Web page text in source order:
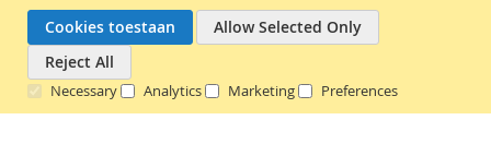
Cookies toestaan
Allow Selected Only
Reject All
Necessary Analytics Marketing Preferences